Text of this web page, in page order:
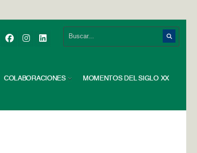
COLABORACIONES MOMENTOS DEL SIGLO XX